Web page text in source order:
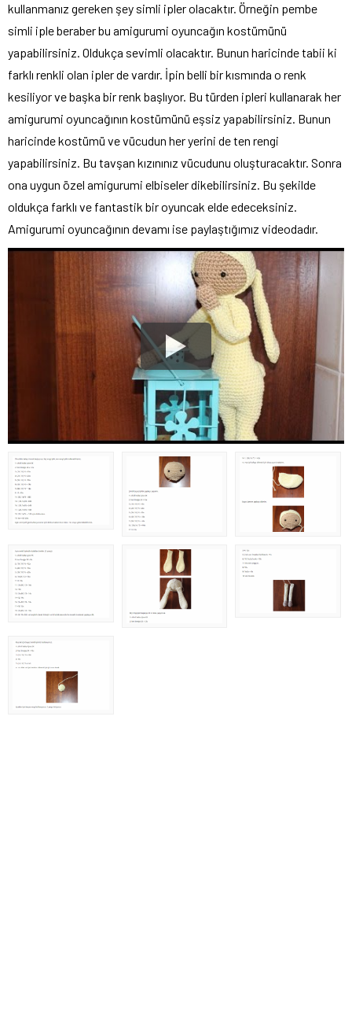
kullanmanız gereken şey simli ipler olacaktır. Örneğin pembe
simli iple beraber bu amigurumi oyuncağın kostümünü
yapabilirsiniz. Oldukça sevimli olacaktır. Bunun haricinde tabii ki
farklı renkli olan ipler de vardır. İpin belli bir kısmında o renk
kesiliyor ve başka bir renk başlıyor. Bu türden ipleri kullanarak her
amigurumi oyuncağının kostümünü eşsiz yapabilirsiniz. Bunun
haricinde kostümü ve vücudun her yerini de ten rengi
yapabilirsiniz. Bu tavşan kızınınız vücudunu oluşturacaktır. Sonra
ona uygun özel amigurumi elbiseler dikebilirsiniz. Bu şekilde
oldukça farklı ve fantastik bir oyuncak elde edeceksiniz.
Amigurumi oyuncağının devamı ise paylaştığımız videodadır.